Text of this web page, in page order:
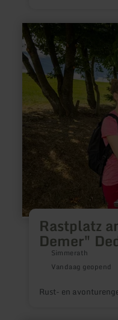
Rastplatz
Demer"
Simmerath
Vandaag geopend
Rust- en
meer
informatie
over:
Rastplatz
am
Eifelsteig
"Op
Demer"
Dedenborn